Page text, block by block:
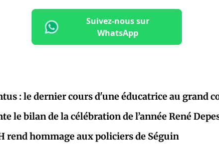
Suivez-nous sur
WhatsApp
: le dernier cours d'une éducatrice au grand
le bilan de la célébration de l’année René
rend hommage aux policiers de Séguin